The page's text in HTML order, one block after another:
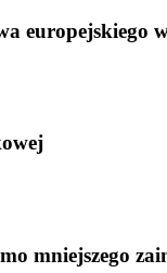
europejskiego
mniejszego